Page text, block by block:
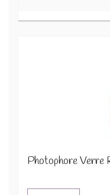
Photophore Verre